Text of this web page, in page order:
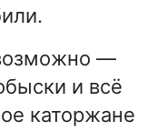
—
и всё
каторжане